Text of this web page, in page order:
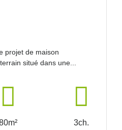
projet de maison
situé dans une...
3ch.